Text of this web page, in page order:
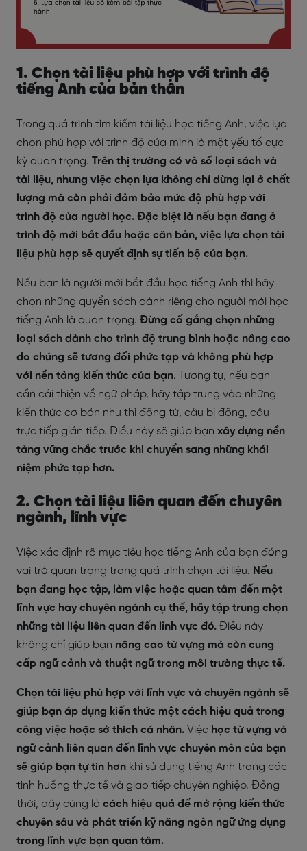
1. Chọn tài liệu phù hợp với trình độ
tiếng Anh của bản thân
Trong quá trình tìm kiếm tài liệu học tiếng Anh, việc lựa
chọn phù hợp với trình độ của mình là một yếu tố cực
kỳ quan trọng. Trên thị trường có vô số loại sách và
tài liệu, nhưng việc chọn lựa không chỉ dừng lại ở chất
lượng mà còn phải đảm bảo mức độ phù hợp với
trình độ của người học. Đặc biệt là nếu bạn đang ở
trình độ mới bắt đầu hoặc căn bản, việc lựa chọn tài
liệu phù hợp sẽ quyết định sự tiến bộ của bạn.
Nếu bạn là người mới bắt đầu học tiếng Anh thì hãy
chọn những quyển sách dành riêng cho người mới học
tiếng Anh là quan trọng. Đừng cố gắng chọn những
loại sách dành cho trình độ trung bình hoặc nâng cao
do chúng sẽ tương đối phức tạp và không phù hợp
với nền tảng kiến thức của bạn.
Tương tự, nếu bạn
cần cải thiện về ngữ pháp, hãy tập trung vào những
kiến thức cơ bản như thì động từ, câu bị động, câu
trực tiếp gián tiếp. Điều này sẽ giúp bạn xây dựng nền
tảng vững chắc trước khi chuyển sang những khái
niệm phức tạp hơn.
2. Chọn tài liệu liên quan đến chuyên
ngành, lĩnh vực
Việc xác định rõ mục tiêu học tiếng Anh của bạn đóng
vai trò quan trọng trong quá trình chọn tài liệu. Nếu
bạn đang học tập, làm việc hoặc quan tâm đến một
lĩnh vực hay chuyên ngành cụ thể, hãy tập trung chọn
những tài liệu liên quan đến lĩnh vực đó. Điều này
không chỉ giúp bạn nâng cao từ vựng mà còn cung
cấp ngữ cảnh và thuật ngữ trong môi trường thực tế.
Chọn tài liệu phù hợp với lĩnh vực và chuyên ngành sẽ
giúp bạn áp dụng kiến thức một cách hiệu quả trong
công việc hoặc sở thích cá nhân. Việc học từ vựng và
ngữ cảnh liên quan đến lĩnh vực chuyên môn của bạn
sẽ giúp bạn tự tin hơn khi sử dụng tiếng Anh trong các
tình huống thực tế và giao tiếp chuyên nghiệp. Đồng
thời, đây cũng là cách hiệu quả để mở rộng kiến thức
chuyên sâu và phát triển kỹ năng ngôn ngữ ứng dụng
trong lĩnh vực bạn quan tâm.